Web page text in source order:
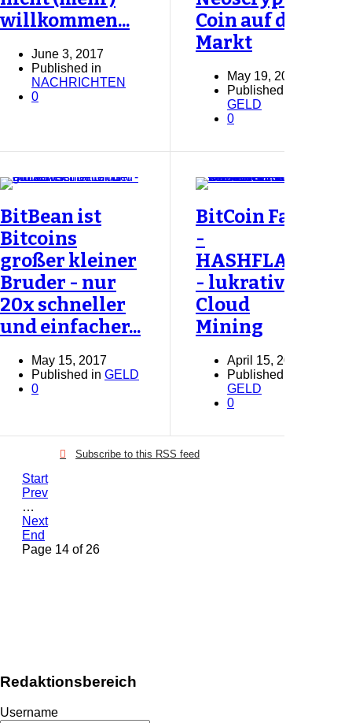
willkommen...
June 3, 2017
Published in
NACHRICHTEN
0
Coin auf dem
Markt
May 19, 2017
Published in
GELD
0
BitBean ist
Bitcoins
großer kleiner
Bruder - nur
20x schneller
und einfacher...
May 15, 2017
Published in GELD
0
BitCoin Farm
-
HASHFLARE
- lukratives
Cloud
Mining
April 15, 2017
Published in
GELD
0
Subscribe to this RSS feed
Start
Prev
…
Next
End
Page 14 of 26
Redaktionsbereich
Username